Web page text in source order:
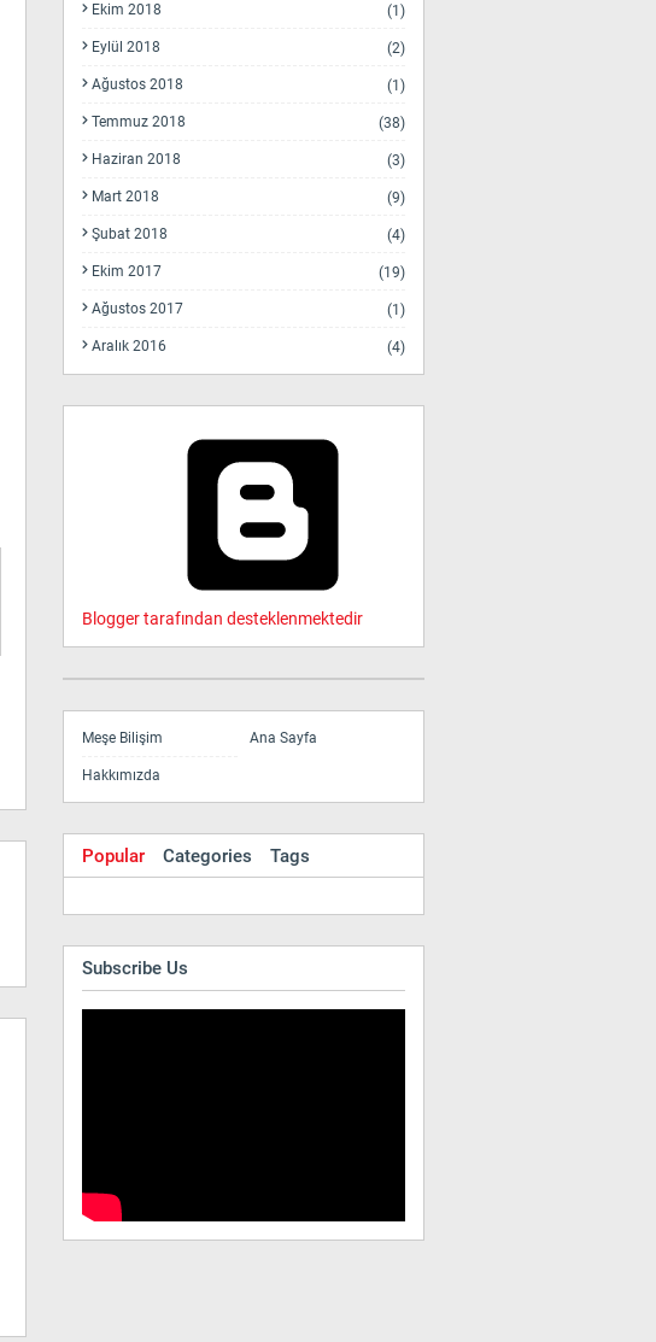
Ekim 2018 (1)
Eylül 2018 (2)
Ağustos 2018 (1)
Temmuz 2018 (38)
Haziran 2018 (3)
Mart 2018 (9)
Şubat 2018 (4)
Ekim 2017 (19)
Ağustos 2017 (1)
Aralık 2016 (4)
Blogger tarafından desteklenmektedir
Meşe Bilişim Ana Sayfa
Hakkımızda
Popular Categories Tags
Subscribe Us